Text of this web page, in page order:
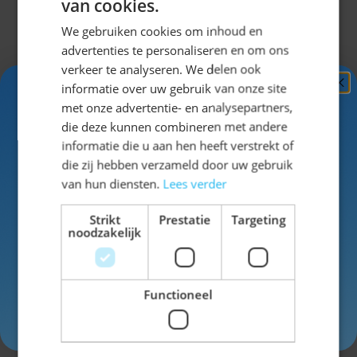
Johann Lang met Verstelbare Bretels Pakket
3-Delig
Vanaf
van cookies.
We gebruiken cookies om inhoud en
advertenties te personaliseren en om ons
verkeer te analyseren. We delen ook
informatie over uw gebruik van onze site
met onze advertentie- en analysepartners,
die deze kunnen combineren met andere
informatie die u aan hen heeft verstrekt of
die zij hebben verzameld door uw gebruik
van hun diensten. Lees verder
Strikt
noodzakelijk
Prestatie Targeting
Functioneel
Ontvang5%
KORTING!
Schrijf je nuin voor de nieuwsbrief en ontvang toegang
tot exclusieve kortingen!
Voor- en achternaam
Inschrijven